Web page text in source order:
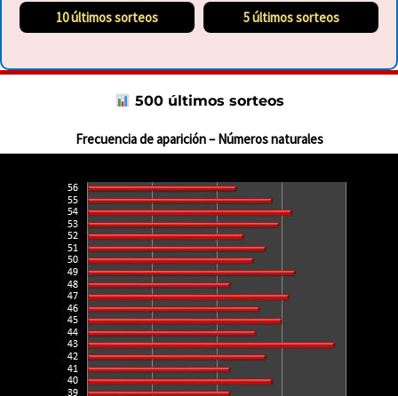
10 últimos sorteos 5 últimos sorteos
500 últimos sorteos
Frecuencia de aparición – Números naturales